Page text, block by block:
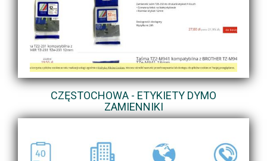
CZĘSTOCHOWA - ETYKIETY DYMO
ZAMIENNIKI